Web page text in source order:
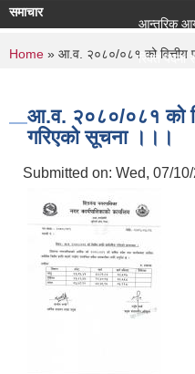
समाचार
आन्तरिक आय
रिक्त पदमा
You are here
Home » आ.व. २०८०/०८१ को वित्तीय
आ.व. २०८०/०८१ को
गरिएको सूचना ।।।
Submitted on: Wed, 07/